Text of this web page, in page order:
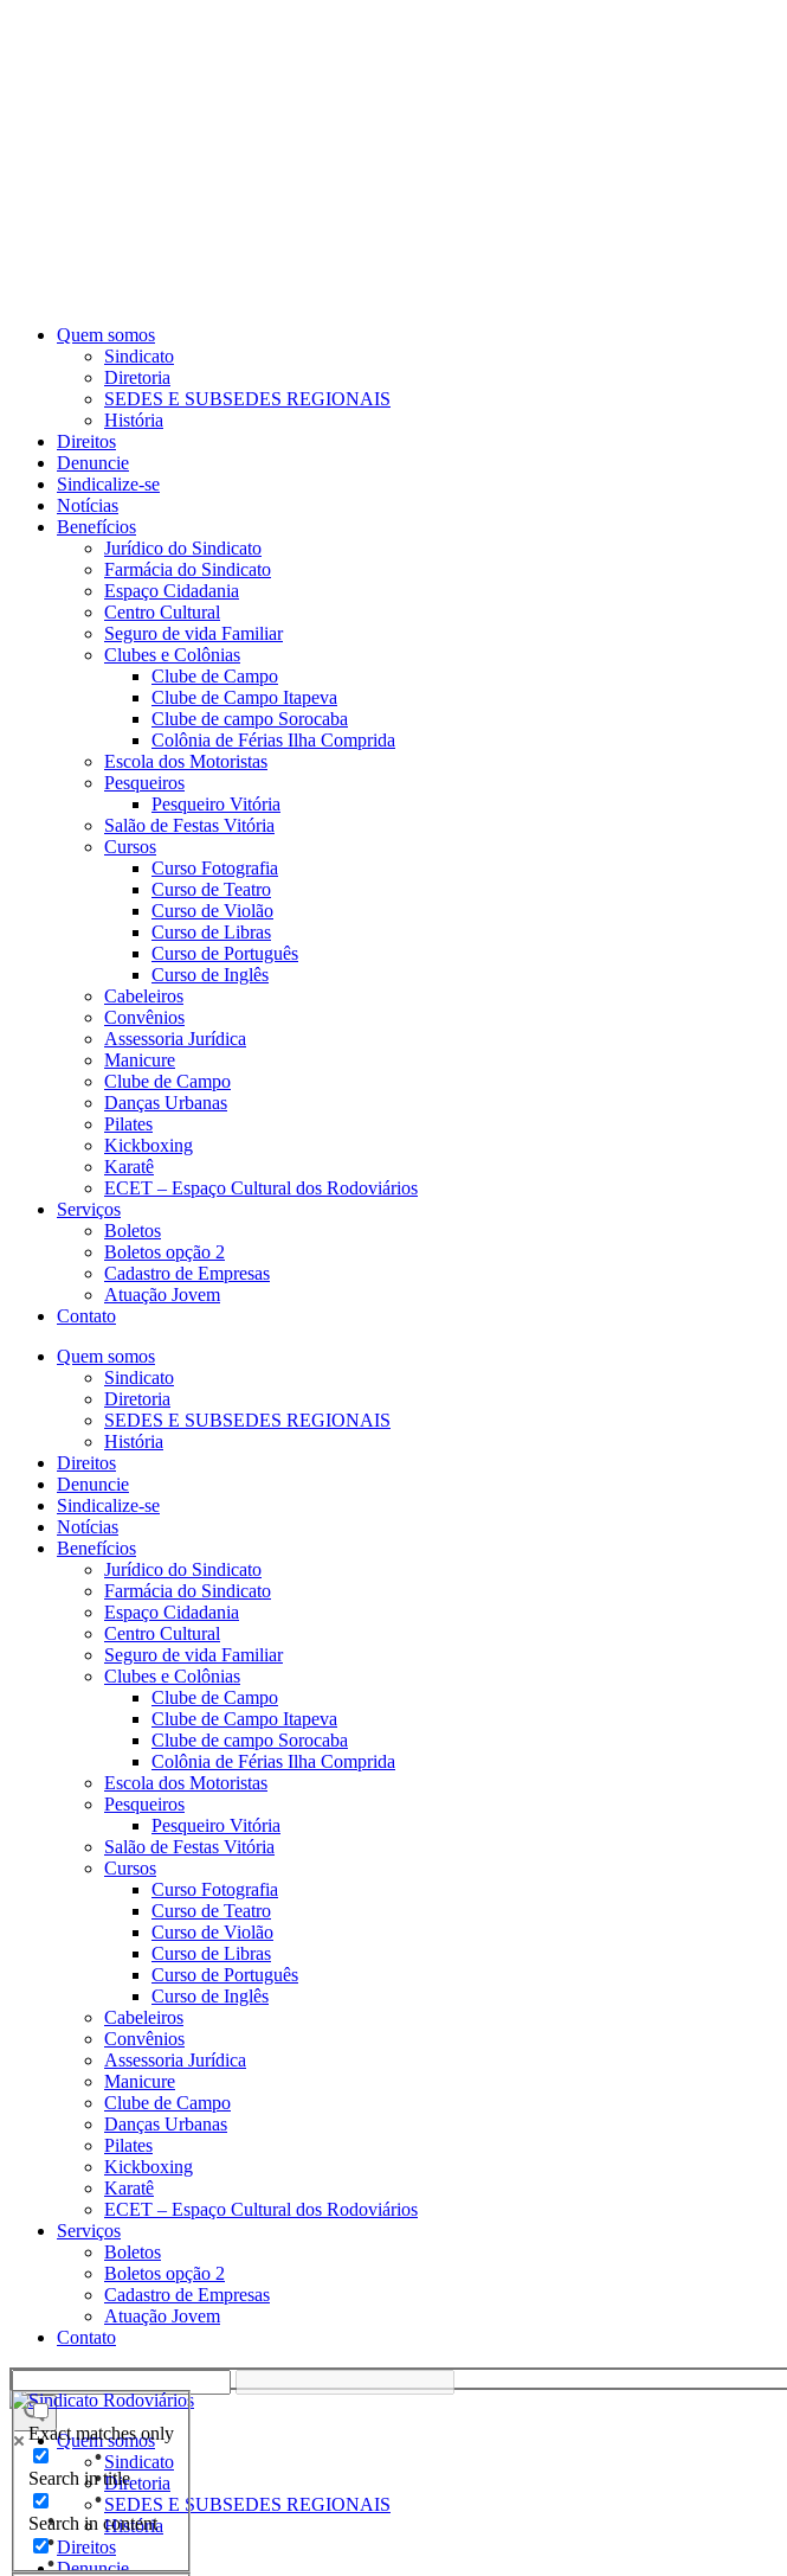
Quem somos
Sindicato
Diretoria
SEDES E SUBSEDES REGIONAIS
História
Direitos
Denuncie
Sindicalize-se
Notícias
Benefícios
Jurídico do Sindicato
Farmácia do Sindicato
Espaço Cidadania
Centro Cultural
Seguro de vida Familiar
Clubes e Colônias
Clube de Campo
Clube de Campo Itapeva
Clube de campo Sorocaba
Colônia de Férias Ilha Comprida
Escola dos Motoristas
Pesqueiros
Pesqueiro Vitória
Salão de Festas Vitória
Cursos
Curso Fotografia
Curso de Teatro
Curso de Violão
Curso de Libras
Curso de Português
Curso de Inglês
Cabeleiros
Convênios
Assessoria Jurídica
Manicure
Clube de Campo
Danças Urbanas
Pilates
Kickboxing
Karatê
ECET – Espaço Cultural dos Rodoviários
Serviços
Boletos
Boletos opção 2
Cadastro de Empresas
Atuação Jovem
Contato
Quem somos
Sindicato
Diretoria
SEDES E SUBSEDES REGIONAIS
História
Direitos
Denuncie
Sindicalize-se
Notícias
Benefícios
Jurídico do Sindicato
Farmácia do Sindicato
Espaço Cidadania
Centro Cultural
Seguro de vida Familiar
Clubes e Colônias
Clube de Campo
Clube de Campo Itapeva
Clube de campo Sorocaba
Colônia de Férias Ilha Comprida
Escola dos Motoristas
Pesqueiros
Pesqueiro Vitória
Salão de Festas Vitória
Cursos
Curso Fotografia
Curso de Teatro
Curso de Violão
Curso de Libras
Curso de Português
Curso de Inglês
Cabeleiros
Convênios
Assessoria Jurídica
Manicure
Clube de Campo
Danças Urbanas
Pilates
Kickboxing
Karatê
ECET – Espaço Cultural dos Rodoviários
Serviços
Boletos
Boletos opção 2
Cadastro de Empresas
Atuação Jovem
Contato
Exact matches only
Search in title
Search in content
Quem somos
Sindicato
Diretoria
SEDES E SUBSEDES REGIONAIS
História
Direitos
Denuncie